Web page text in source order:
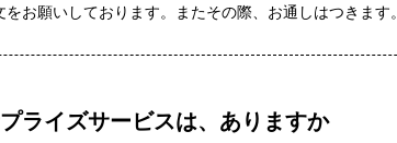
お願いしております。またその際、お通しはつきます。
ライズサービスは、ありますか